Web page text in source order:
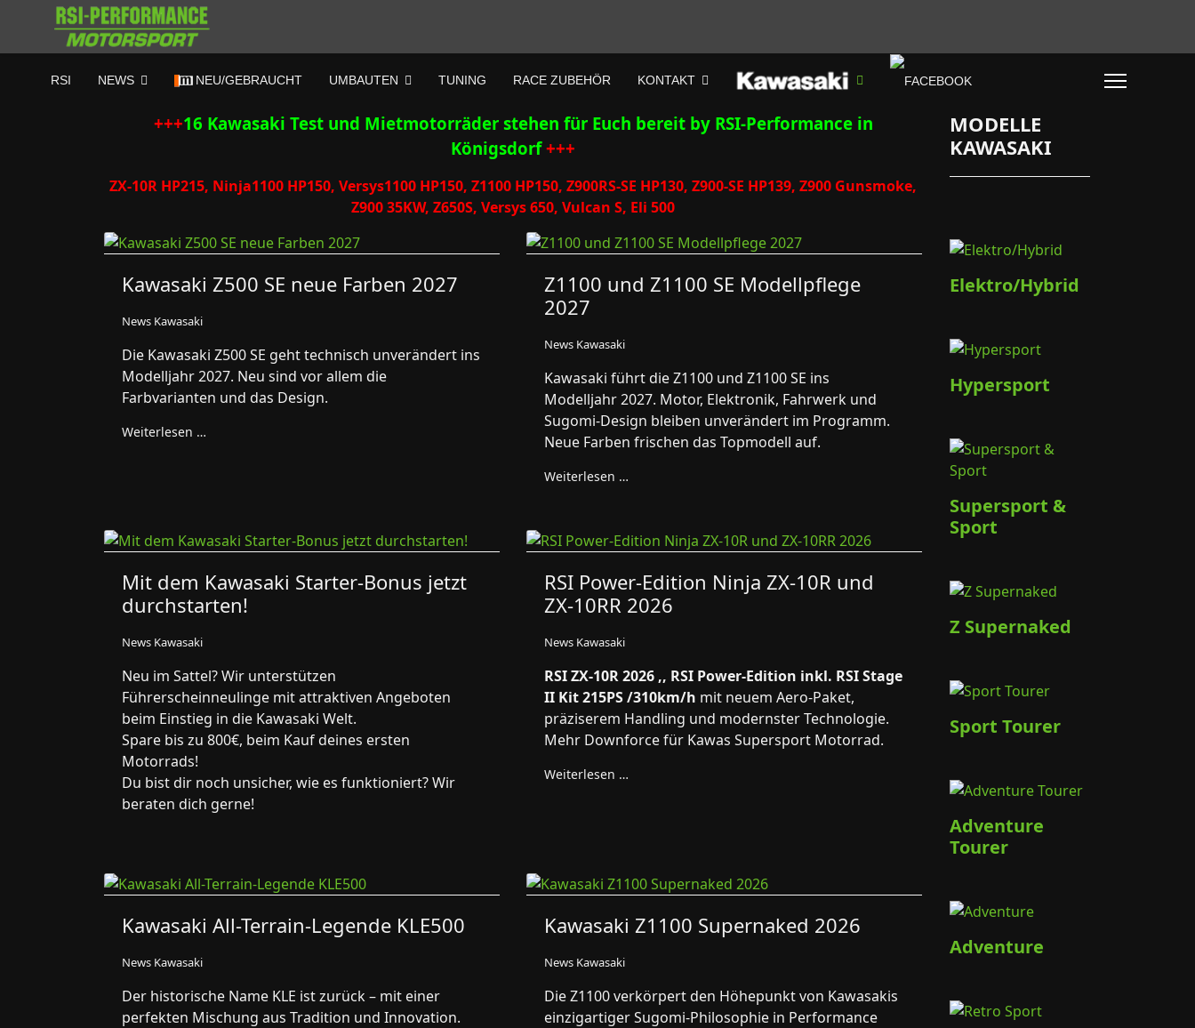
RSI NEWS NEU/GEBRAUCHT UMBAUTEN TUNING RACE ZUBEHÖR KONTAKT
+++16 Kawasaki Test und Mietmotorräder stehen für Euch bereit by RSI-Performance in
Königsdorf+++
ZX-10R HP215, Ninja1100 HP150, Versys1100 HP150, Z1100 HP150, Z900RS-SE HP130, Z900-SE HP139, Z900 Gunsmoke,
Z900 35KW, Z650S, Versys 650, Vulcan S, Eli 500
Kawasaki Z500 SE neue Farben 2027
News Kawasaki
Die Kawasaki Z500 SE geht technisch unverändert ins
Modelljahr 2027. Neu sind vor allem die
Farbvarianten und das Design.
Weiterlesen …
Z1100 und Z1100 SE Modellpflege
2027
News Kawasaki
Kawasaki führt die Z1100 und Z1100 SE ins
Modelljahr 2027. Motor, Elektronik, Fahrwerk und
Sugomi-Design bleiben unverändert im Programm.
Neue Farben frischen das Topmodell auf.
Weiterlesen …
Mit dem Kawasaki Starter-Bonus jetzt
durchstarten!
News Kawasaki
Neu im Sattel? Wir unterstützen
Führerscheinneulinge mit attraktiven Angeboten
beim Einstieg in die Kawasaki Welt.
Spare bis zu 800€, beim Kauf deines ersten
Motorrads!
Du bist dir noch unsicher, wie es funktioniert? Wir
beraten dich gerne!
RSI Power-Edition Ninja ZX-10R und
ZX-10RR 2026
News Kawasaki
RSI ZX-10R 2026 ,, RSI Power-Edition inkl. RSI Stage
II Kit 215PS /310km/h mit neuem Aero-Paket,
präziserem Handling und modernster Technologie.
Mehr Downforce für Kawas Supersport Motorrad.
Weiterlesen …
Kawasaki All-Terrain-Legende KLE500
News Kawasaki
Der historische Name KLE ist zurück – mit einer
perfekten Mischung aus Tradition und Innovation.
Kawasaki Z1100 Supernaked 2026
News Kawasaki
Die Z1100 verkörpert den Höhepunkt von Kawasakis
einzigartiger Sugomi-Philosophie in Performance
MODELLE
KAWASAKI
Elektro/Hybrid
Hypersport
Supersport &
Sport
Z Supernaked
Sport Tourer
Adventure
Tourer
Adventure